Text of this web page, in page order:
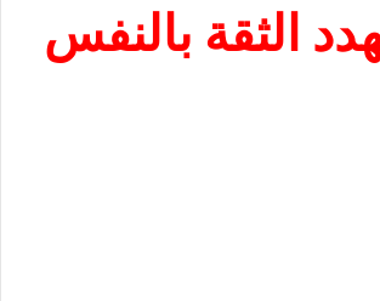
الثقة بالنفس